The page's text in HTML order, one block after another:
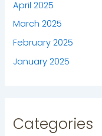
April 2025
March 2025
February 2025
January 2025
Categories